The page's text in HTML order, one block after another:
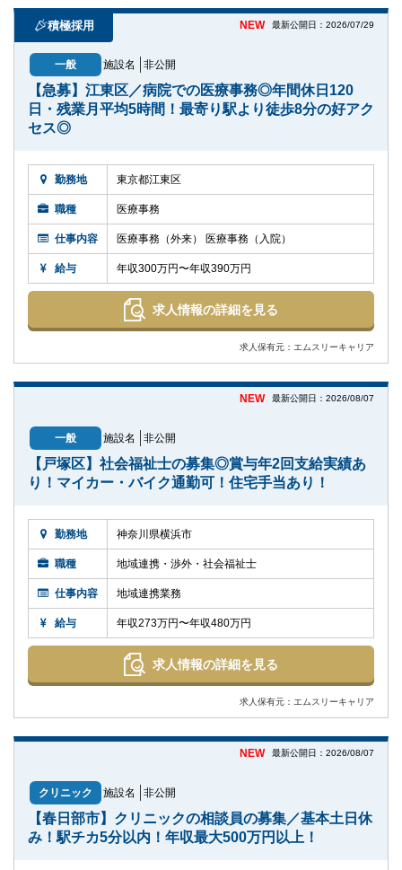
積極採用 NEW 最新公開日：2026/07/29
一般 施設名 非公開
【急募】江東区／病院での医療事務◎年間休日120
日・残業月平均5時間！最寄り駅より徒歩8分の好アク
セス◎
勤務地 東京都江東区
職種 医療事務
仕事内容 医療事務（外来） 医療事務（入院）
給与 年収300万円〜年収390万円
求人情報の詳細を見る
求人保有元：エムスリーキャリア
NEW 最新公開日：2026/08/07
一般 施設名 非公開
【戸塚区】社会福祉士の募集◎賞与年2回支給実績あ
り！マイカー・バイク通勤可！住宅手当あり！
勤務地 神奈川県横浜市
職種 地域連携・渉外・社会福祉士
仕事内容 地域連携業務
給与 年収273万円〜年収480万円
求人情報の詳細を見る
求人保有元：エムスリーキャリア
NEW 最新公開日：2026/08/07
クリニック 施設名 非公開
【春日部市】クリニックの相談員の募集／基本土日休
み！駅チカ5分以内！年収最大500万円以上！